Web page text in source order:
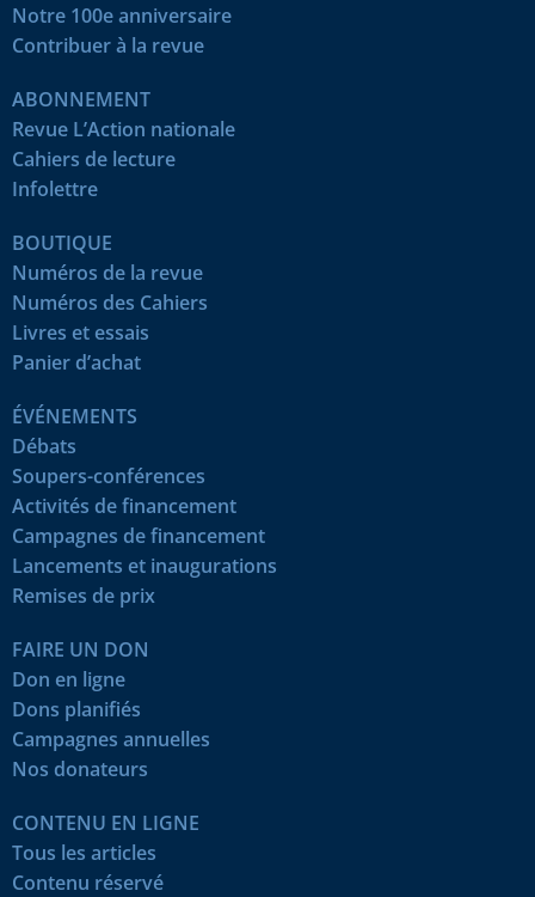
Notre 100e anniversaire
Contribuer à la revue
ABONNEMENT
Revue L’Action nationale
Cahiers de lecture
Infolettre
BOUTIQUE
Numéros de la revue
Numéros des Cahiers
Livres et essais
Panier d’achat
ÉVÉNEMENTS
Débats
Soupers-conférences
Activités de financement
Campagnes de financement
Lancements et inaugurations
Remises de prix
FAIRE UN DON
Don en ligne
Dons planifiés
Campagnes annuelles
Nos donateurs
CONTENU EN LIGNE
Tous les articles
Contenu réservé